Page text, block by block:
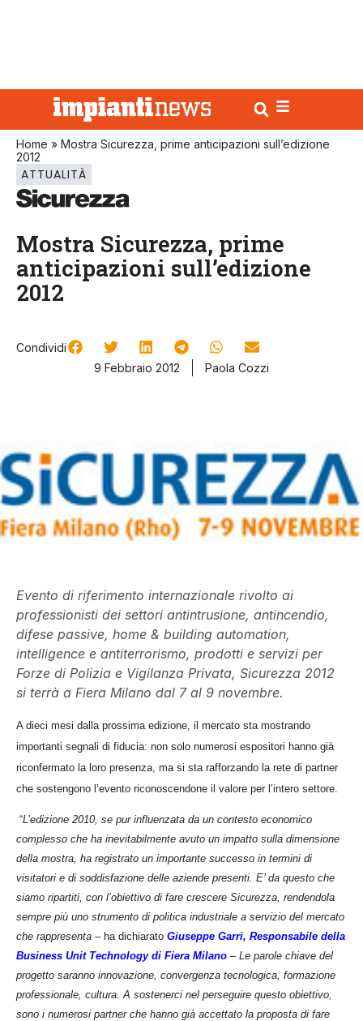
Home » Mostra Sicurezza, prime anticipazioni sull’edizione
2012
ATTUALITÀ
Mostra Sicurezza, prime
anticipazioni sull’edizione
2012
Condividi
9 Febbraio 2012
Paola Cozzi
Evento di riferimento internazionale rivolto ai
professionisti dei settori antintrusione, antincendio,
difese passive, home & building automation,
intelligence e antiterrorismo, prodotti e servizi per
Forze di Polizia e Vigilanza Privata, Sicurezza 2012
si terrà a Fiera Milano dal 7 al 9 novembre.
A dieci mesi dalla prossima edizione, il mercato sta mostrando
importanti segnali di fiducia: non solo numerosi espositori hanno già
riconfermato la loro presenza, ma si sta rafforzando la rete di partner
che sostengono l’evento riconoscendone il valore per l’intero settore.
“L’edizione 2010, se pur influenzata da un contesto economico
complesso che ha inevitabilmente avuto un impatto sulla dimensione
della mostra, ha registrato un importante successo in termini di
visitatori e di soddisfazione delle aziende presenti. E’ da questo che
siamo ripartiti, con l’obiettivo di fare crescere Sicurezza, rendendola
sempre più uno strumento di politica industriale a servizio del mercato
che rappresenta – ha dichiarato Giuseppe Garri, Responsabile della
Business Unit Technology di Fiera Milano – Le parole chiave del
progetto saranno innovazione, convergenza tecnologica, formazione
professionale, cultura. A sostenerci nel perseguire questo obiettivo,
sono i numerosi partner che hanno già accettato la proposta di fare